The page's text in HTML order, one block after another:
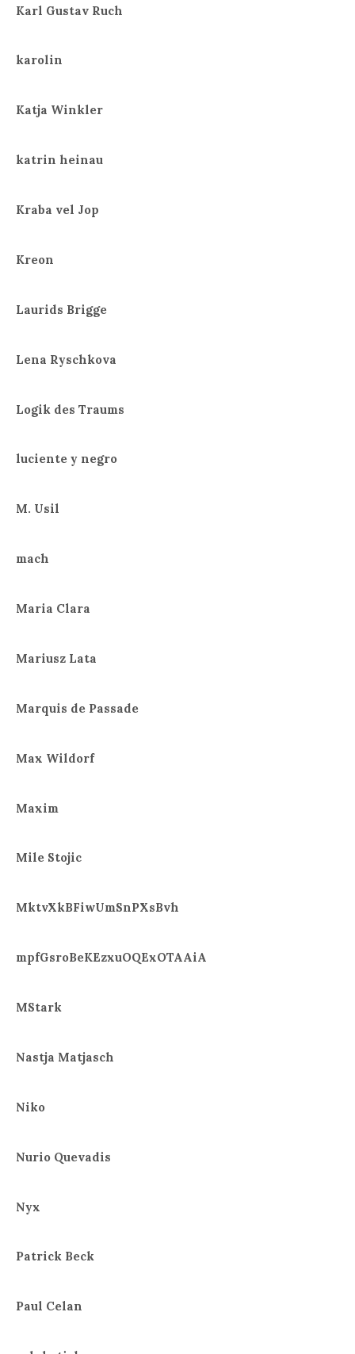
Karl Gustav Ruch
karolin
Katja Winkler
katrin heinau
Kraba vel Jop
Kreon
Laurids Brigge
Lena Ryschkova
Logik des Traums
luciente y negro
M. Usil
mach
Maria Clara
Mariusz Lata
Marquis de Passade
Max Wildorf
Maxim
Mile Stojic
MktvXkBFiwUmSnPXsBvh
mpfGsroBeKEzxuOQExOTAAiA
MStark
Nastja Matjasch
Niko
Nurio Quevadis
Nyx
Patrick Beck
Paul Celan